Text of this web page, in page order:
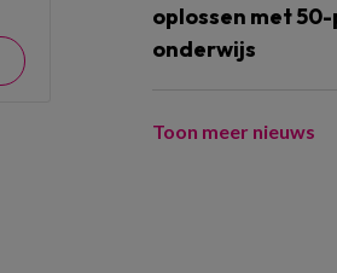
oplossen met
onderwijs
Toon meer nieuws